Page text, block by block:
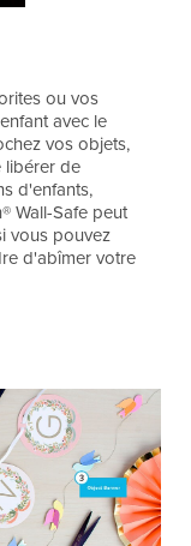
ou vos
avec le
vos objets,
libérer de
d'enfants,
Wall-Safe peut
vous pouvez
d'abîmer votre